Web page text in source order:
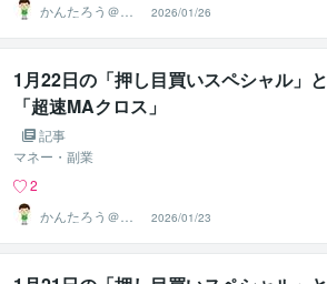
かんたろう＠か
んたんFX
2026/01/26
1月22日の「押し目買いスペシャル」と
「超速MAクロス」
記事
マネー・副業
2
かんたろう＠か
んたんFX
2026/01/23